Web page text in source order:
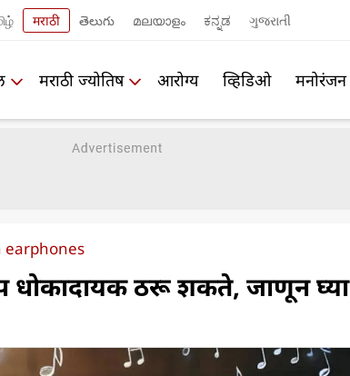
मराठी తెలుగు മലയാളം ಕನ್ನಡ ગુજરાતી
मराठी ज्योतिष आरोग्य व्हिडिओ मनोरंजन
earphones
धोकादायक ठरू शकते, जाणून घ्या